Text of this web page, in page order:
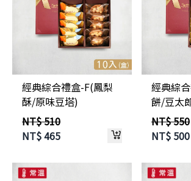
經典綜合禮盒-F(鳳梨
酥/原味豆塔)
NT$ 510
NT$465
經典綜
餅/豆太
NT$ 550
NT$ 500